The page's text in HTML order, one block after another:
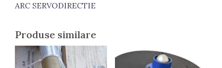
ARC SERVODIRECTIE
Produse similare